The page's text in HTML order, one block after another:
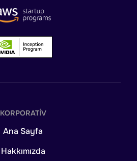
KORPORATIV
Ana Sayfa
Hakkımızda